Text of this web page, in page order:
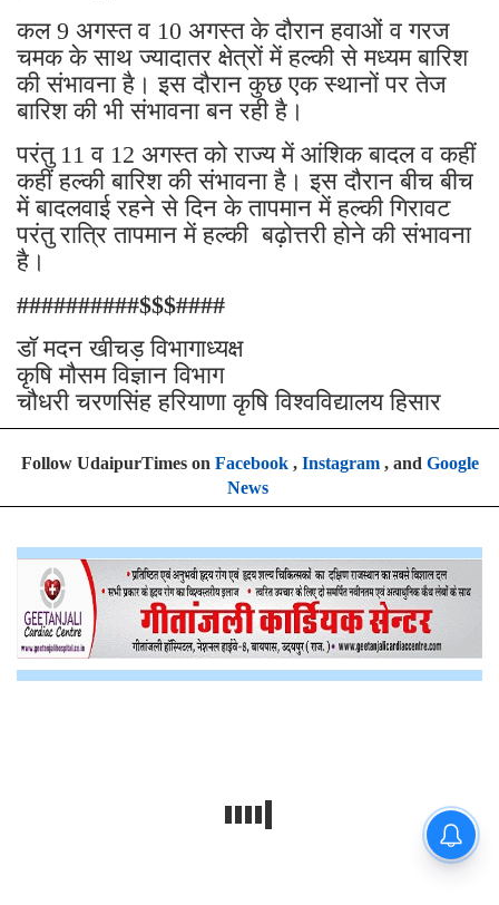
कल 9 अगस्त व 10 अगस्त के दौरान हवाओं व गरज
चमक के साथ ज्यादातर क्षेत्रों में हल्की से मध्यम बारिश
की संभावना है। इस दौरान कुछ एक स्थानों पर तेज
बारिश की भी संभावना बन रही है।
परंतु 11 व 12 अगस्त को राज्य में आंशिक बादल व कहीं
कहीं हल्की बारिश की संभावना है। इस दौरान बीच बीच
में बादलवाई रहने से दिन के तापमान में हल्की गिरावट
परंतु रात्रि तापमान में हल्की बढ़ोत्तरी होने की संभावना
है।
##########$$$####
डॉ मदन खीचड़ विभागाध्यक्ष
कृषि मौसम विज्ञान विभाग
चौधरी चरणसिंह हरियाणा कृषि विश्वविद्यालय हिसार
Follow UdaipurTimes on Facebook, Instagram, and Google
News